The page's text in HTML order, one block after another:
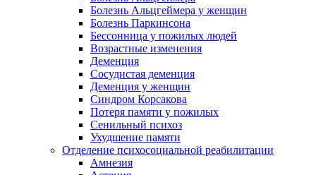
Болезнь Альцгеймера у женщин
Болезнь Паркинсона
Бессонница у пожилых людей
Возрастные изменения
Деменция
Сосудистая деменция
Деменция у женщин
Синдром Корсакова
Потеря памяти у пожилых
Сенильный психоз
Ухудшение памяти
Отделение психосоциальной реабилитации
Амнезия